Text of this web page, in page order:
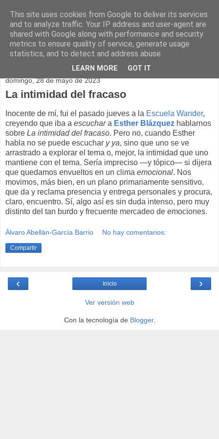
domingo, 28 de mayo de 2023
La intimidad del fracaso
Inocente de mí, fui el pasado jueves a la Escuela Wander,
creyendo que iba a escuchara Esther Blázquez hablarnos
sobre La intimidad del fracaso. Pero no, cuando Esther
habla no se puede escuchar y ya, sino que uno se ve
arrastrado a explorar el tema o, mejor, la intimidad que uno
mantiene con el tema. Sería impreciso —y tópico— si dijera
que quedamos envueltos en un clima emocional. Nos
movimos, más bien, en un plano primariamente sensitivo,
que da y reclama presencia y entrega personales y procura,
claro, encuentro. Sí, algo así es sin duda intenso, pero muy
distinto del tan burdo y frecuente mercadeo de emociones.
Álvaro Abellán-García Barrio No hay comentarios:
Compartir
‹ ›
Inicio
Ver versión web
Con la tecnología de Blogger.
This site uses cookies from Google to deliver its services
and to analyze traffic. Your IP address and user-agent are
shared with Google along with performance and security
metrics to ensure quality of service, generate usage
statistics, and to detect and address abuse.
LEARN MORE GOT IT